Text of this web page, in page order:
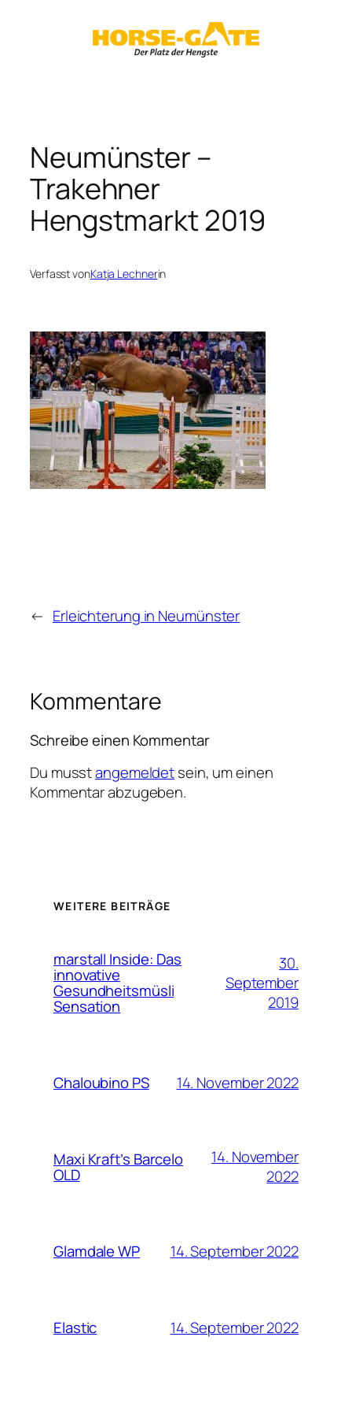
Neumünster –
Trakehner
Hengstmarkt 2019
Verfasst vonKatja Lechnerin
← Erleichterung in Neumünster
Kommentare
Schreibe einen Kommentar
Du musstangemeldetsein, um einen
Kommentar abzugeben.
WEITERE BEITRÄGE
marstall Inside: Das
innovative
Gesundheitsmüsli
Sensation
30.
September
2019
Chaloubino PS 14. November 2022
Maxi Kraft’s Barcelo
OLD
14. November
2022
Glamdale WP 14. September 2022
Elastic 14. September 2022